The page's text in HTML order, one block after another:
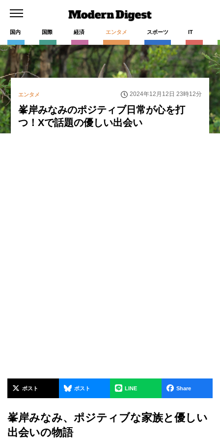
国内 国際 経済 エンタメ スポーツ IT
エンタメ 2024年12月12日 23時12分
峯岸みなみのポジティブ日常が心を打
つ！Xで話題の優しい出会い
ポスト ポスト LINE Share
峯岸みなみ、ポジティブな家族と優しい
出会いの物語